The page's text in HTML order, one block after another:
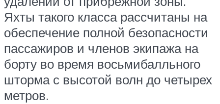
Яхты такого класса рассчитаны на
обеспечение полной безопасности
пассажиров и членов экипажа на
борту во время восьмибалльного
шторма с высотой волн до четырех
метров.